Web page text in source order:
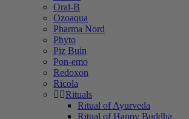
Oral-B
Ozoaqua
Pharma Nord
Phyto
Piz Buin
Pon-emo
Redoxon
Ricola
Rituals
Ritual of Ayurveda
Ritual of Happy Buddha